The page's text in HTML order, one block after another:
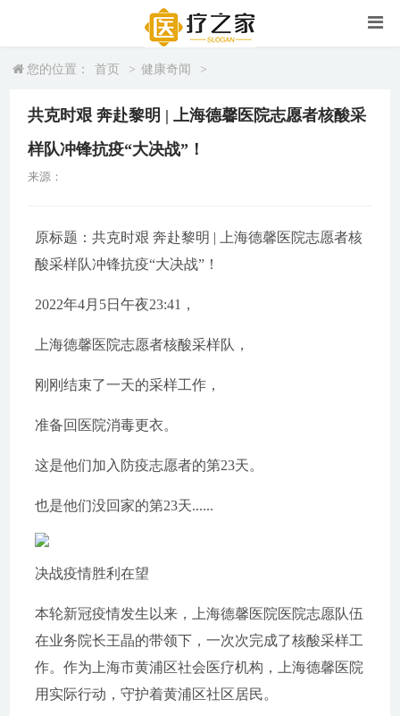
您的位置： 首页 > 健康奇闻 >
共克时艰 奔赴黎明 | 上海德馨医院志愿者核酸采
样队冲锋抗疫“大决战”！
来源：
原标题：共克时艰 奔赴黎明 | 上海德馨医院志愿者核
酸采样队冲锋抗疫“大决战”！
2022年4月5日午夜23:41，
上海德馨医院志愿者核酸采样队，
刚刚结束了一天的采样工作，
准备回医院消毒更衣。
这是他们加入防疫志愿者的第23天。
也是他们没回家的第23天......
决战疫情胜利在望
本轮新冠疫情发生以来，上海德馨医院医院志愿队伍
在业务院长王晶的带领下，一次次完成了核酸采样工
作。作为上海市黄浦区社会医疗机构，上海德馨医院
用实际行动，守护着黄浦区社区居民。